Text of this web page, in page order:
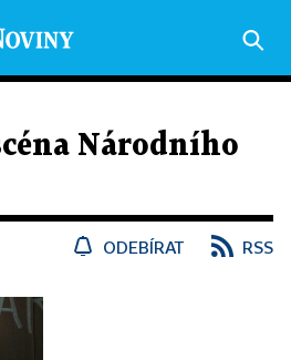
Národního
ODEBÍRAT RSS